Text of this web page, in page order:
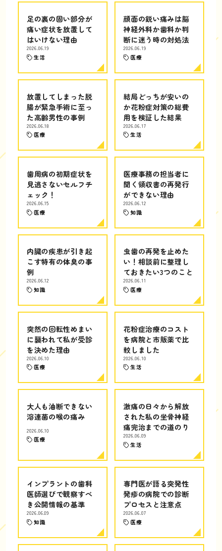
足の裏の固い部分が
痛い症状を放置して
はいけない理由
2026.06.19
生活
顔面の鋭い痛みは脳
神経外科か歯科か判
断に迷う時の対処法
2026.06.19
医療
放置してしまった脱
腸が緊急手術に至っ
た高齢男性の事例
2026.06.18
医療
結局どっちが安いの
か花粉症対策の総費
用を検証した結果
2026.06.17
生活
歯周病の初期症状を
見逃さないセルフチ
ェック！
2026.06.15
医療
医療事務の担当者に
聞く領収書の再発行
ができない理由
2026.06.12
知識
内臓の疾患が引き起
こす特有の体臭の事
例
2026.06.12
知識
虫歯の再発を止めた
い！相談前に整理し
ておきたい3つのこと
2026.06.11
医療
突然の回転性めまい
に襲われて私が受診
を決めた理由
2026.06.10
医療
花粉症治療のコスト
を病院と市販薬で比
較しました
2026.06.10
生活
大人も油断できない
溶連菌の喉の痛み
2026.06.10
医療
激痛の日々から解放
された私の坐骨神経
痛完治までの道のり
2026.06.09
生活
インプラントの歯科
医師選びで観察すべ
き公開情報の基準
2026.06.09
知識
専門医が語る突発性
発疹の病院での診断
プロセスと注意点
2026.06.07
医療